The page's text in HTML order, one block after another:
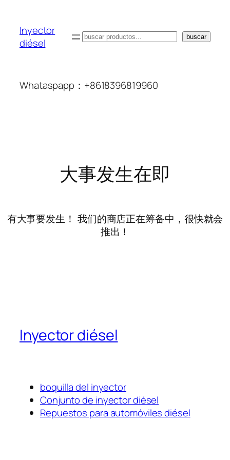
Inyector
diésel
搜
buscar
Whataspapp：+8618396819960
大事发生在即
有大事要发生！ 我们的商店正在筹备中，很快就会
推出！
Inyector diésel
boquilla del inyector
Conjunto de inyector diésel
Repuestos para automóviles diésel